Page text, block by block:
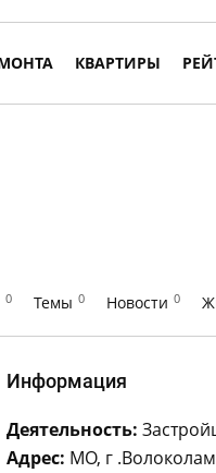
КВАРТИРЫ
0 Темы 0 Новости 0
Информация
Деятельность:
Адрес: МО, г